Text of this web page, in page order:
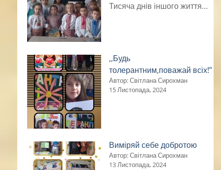
Тисяча днів іншого життя…
,,Будь
толерантним,поважай всіх!”
Автор: Світлана Сирохман
15 Листопада, 2024
Виміряй себе добротою
Автор: Світлана Сирохман
13 Листопада, 2024